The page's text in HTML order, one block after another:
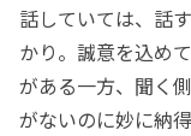
話していては、話
かり。誠意を込め
がある一方、聞く
がないのに妙に納